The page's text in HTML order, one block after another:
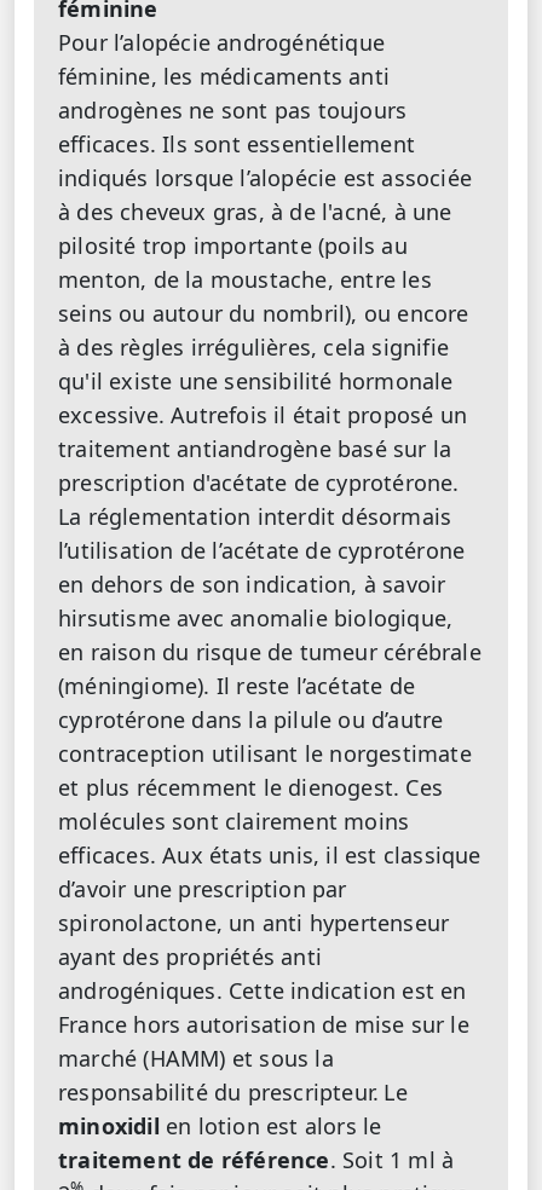
féminine
Pour l’alopécie androgénétique
féminine, les médicaments anti
androgènes ne sont pas toujours
efficaces. Ils sont essentiellement
indiqués lorsque l’alopécie est associée
à des cheveux gras, à de l'acné, à une
pilosité trop importante (poils au
menton, de la moustache, entre les
seins ou autour du nombril), ou encore
à des règles irrégulières, cela signifie
qu'il existe une sensibilité hormonale
excessive. Autrefois il était proposé un
traitement antiandrogène basé sur la
prescription d'acétate de cyprotérone.
La réglementation interdit désormais
l’utilisation de l’acétate de cyprotérone
en dehors de son indication, à savoir
hirsutisme avec anomalie biologique,
en raison du risque de tumeur cérébrale
(méningiome). Il reste l’acétate de
cyprotérone dans la pilule ou d’autre
contraception utilisant le norgestimate
et plus récemment le dienogest. Ces
molécules sont clairement moins
efficaces. Aux états unis, il est classique
d’avoir une prescription par
spironolactone, un anti hypertenseur
ayant des propriétés anti
androgéniques. Cette indication est en
France hors autorisation de mise sur le
marché (HAMM) et sous la
responsabilité du prescripteur. Le
minoxidil en lotion est alors le
traitement de référence. Soit 1 ml à